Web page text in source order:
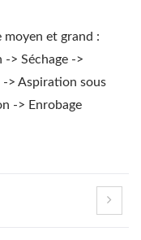
moyen et grand :
> Séchage ->
-> Aspiration sous
-> Enrobage